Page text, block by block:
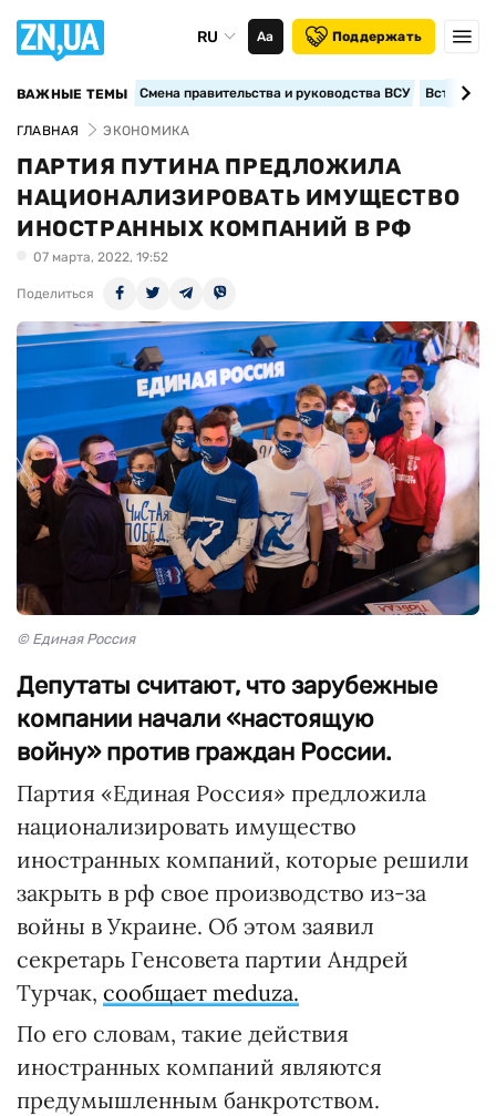
RU Аа Поддержать
ВАЖНЫЕ ТЕМЫ Смена правительства и руководства ВСУ
ГЛАВНАЯ ЭКОНОМИКА
ПАРТИЯ ПУТИНА ПРЕДЛОЖИЛА
НАЦИОНАЛИЗИРОВАТЬ ИМУЩЕСТВО
ИНОСТРАННЫХ КОМПАНИЙ В РФ
07 марта, 2022, 19:52
Поделиться
© Единая Россия
Депутаты считают, что зарубежные
компании начали «настоящую
войну» против граждан России.
Партия «Единая Россия» предложила
национализировать имущество
иностранных компаний, которые решили
закрыть в рф свое производство из-за
войны в Украине. Об этом заявил
секретарь Генсовета партии Андрей
Турчак, сообщает meduza.
По его словам, такие действия
иностранных компаний являются
предумышленным банкротством.